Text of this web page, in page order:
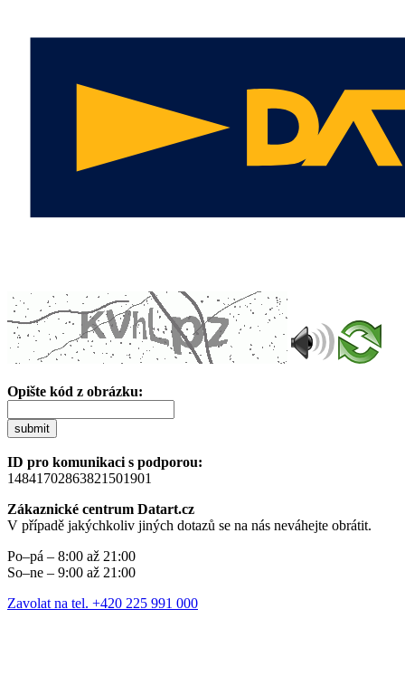
Opište kód z obrázku:
submit
ID pro komunikaci s podporou:
14841702863821501901
Zákaznické centrum Datart.cz
V případě jakýchkoliv jiných dotazů se na nás neváhejte obrátit.
Po–pá – 8:00 až 21:00
So–ne – 9:00 až 21:00
Zavolat na tel. +420 225 991 000